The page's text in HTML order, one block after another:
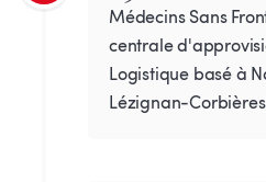
Médecins Sans
centrale
Logistique basé à
Lézignan-Corbières